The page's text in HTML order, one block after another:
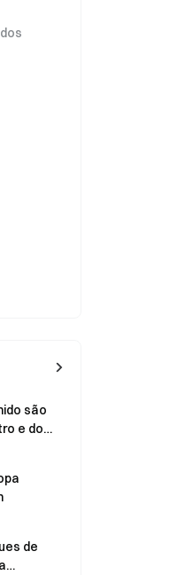
são
e do
de
de